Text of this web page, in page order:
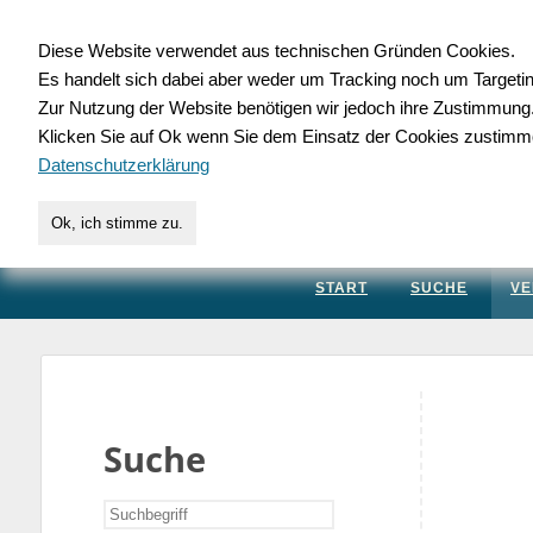
für Handwerk,
START SUCHE
Suche
Diese Website verwendet aus technischen Gründen Cookies.
Es handelt sich dabei aber weder um Tracking noch um
Zur Nutzung der Website benötigen wir jedoch ihre Zustimmung.
Klicken Sie auf Ok wenn Sie dem Einsatz der Cookies
Datenschutzerklärung
Ok, ich stimme zu.